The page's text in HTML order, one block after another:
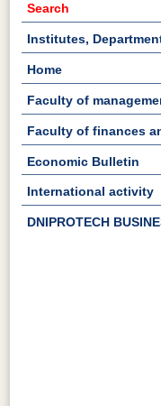
Search
Institutes,
Home
Faculty of
Faculty of finances
Economic Bulletin
International activity
DNIPROTECH